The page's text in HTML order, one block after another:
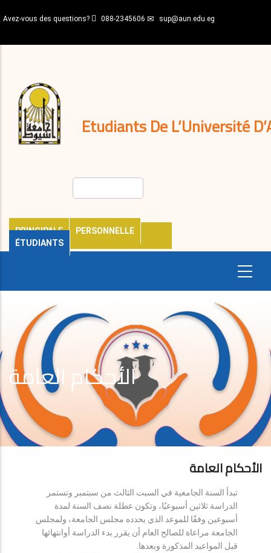
au
principal
Avez-vous des questions? 088-2345606 sup@aun.edu.eg
Etudiants De L’Université
PRINCIPALE
PERSONNELLE
ÉTUDIANTS
décisions
Expatriés
Journal
الأحكام العامة
الأحكام العامة
تبدأ السنة الجامعية في السبت الثالث من سبتمبر وتستمر
الدراسة ثلاثين أسبوعيًا، وتكون عطلة نصف السنة لمدة
أسبوعين وفقًا للموعد الذي يحدده مجلس الجامعة، ولمجلس
الجامعة مراعاة للصالح العام أن يقرر بدء الدراسة أوانتهائها
قبل المواعيد المذكورة وبعدها.